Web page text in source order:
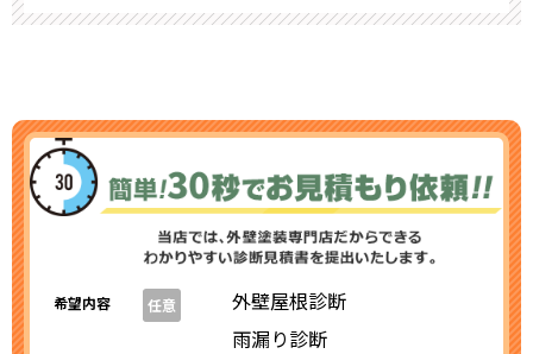
希望内容 任意
外壁屋根診断
雨漏り診断